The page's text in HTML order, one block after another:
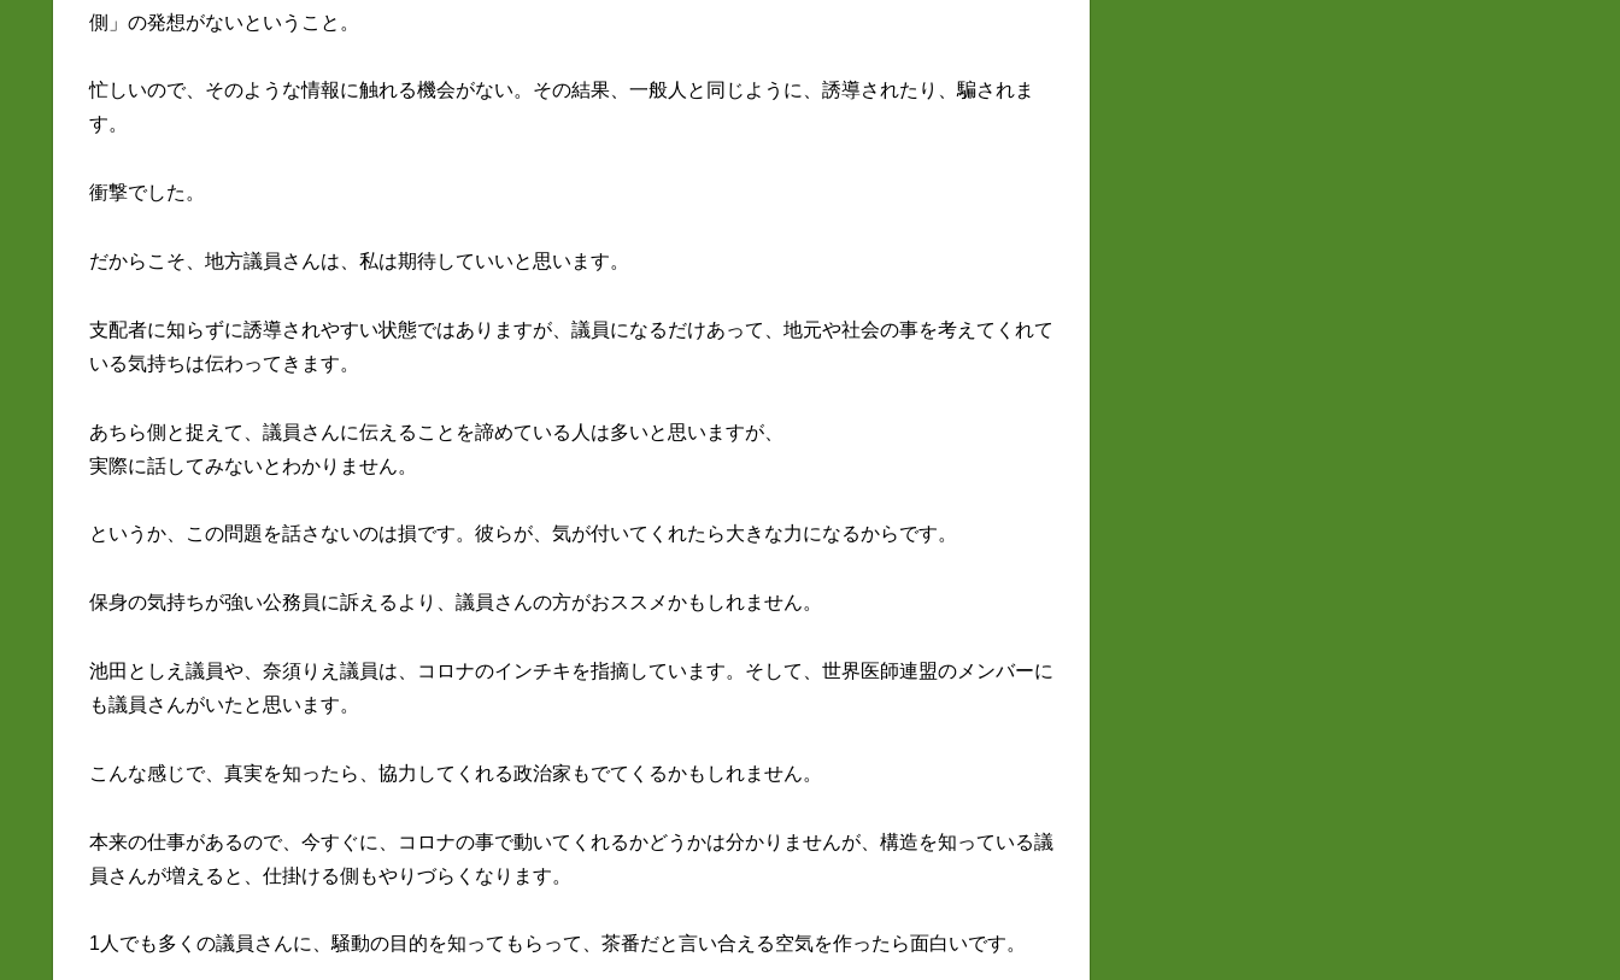
側」の発想がないということ。
忙しいので、そのような情報に触れる機会がない。その結果、一般人と同じように、誘導されたり、騙されま
す。
衝撃でした。
だからこそ、地方議員さんは、私は期待していいと思います。
支配者に知らずに誘導されやすい状態ではありますが、議員になるだけあって、地元や社会の事を考えてくれて
いる気持ちは伝わってきます。
あちら側と捉えて、議員さんに伝えることを諦めている人は多いと思いますが、
実際に話してみないとわかりません。
というか、この問題を話さないのは損です。彼らが、気が付いてくれたら大きな力になるからです。
保身の気持ちが強い公務員に訴えるより、議員さんの方がおススメかもしれません。
池田としえ議員や、奈須りえ議員は、コロナのインチキを指摘しています。そして、世界医師連盟のメンバーに
も議員さんがいたと思います。
こんな感じで、真実を知ったら、協力してくれる政治家もでてくるかもしれません。
本来の仕事があるので、今すぐに、コロナの事で動いてくれるかどうかは分かりませんが、構造を知っている議
員さんが増えると、仕掛ける側もやりづらくなります。
1人でも多くの議員さんに、騒動の目的を知ってもらって、茶番だと言い合える空気を作ったら面白いです。